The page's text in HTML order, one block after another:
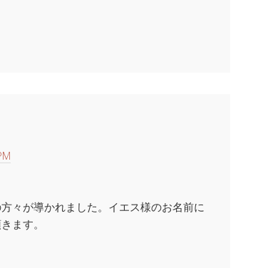
々が導かれました。イエス様のお名前に
ます。